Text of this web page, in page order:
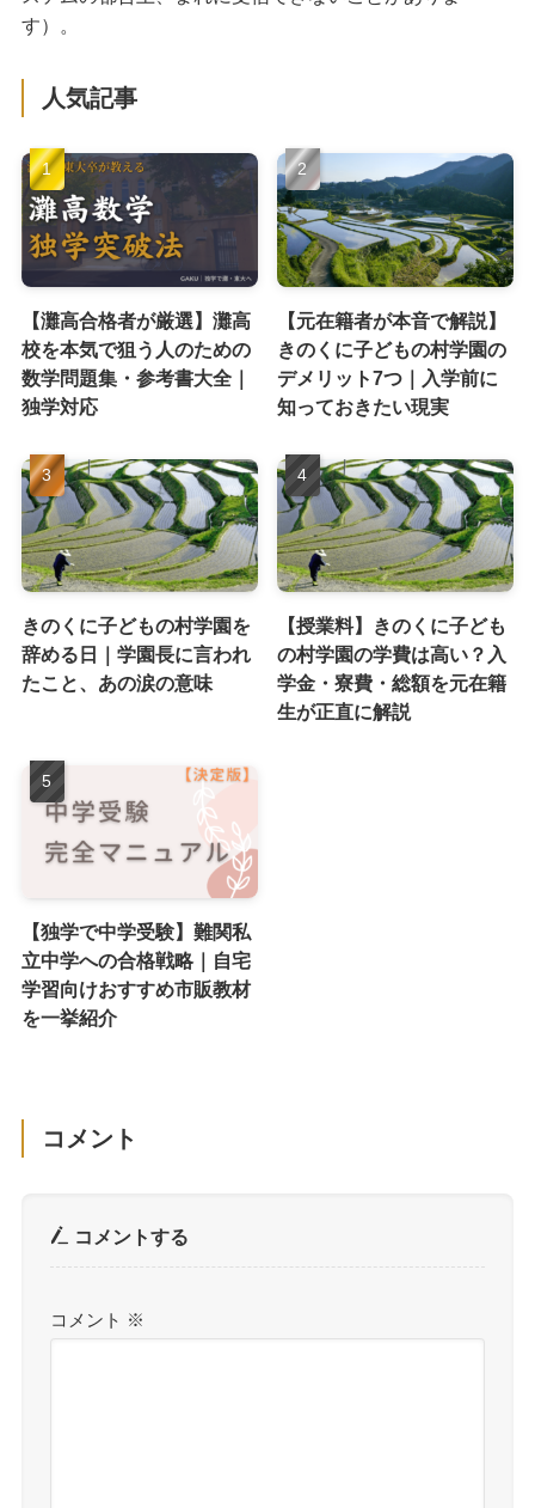
す）。
人気記事
【灘高合格者が厳選】灘高
校を本気で狙う人のための
数学問題集・参考書大全｜
独学対応
【元在籍者が本音で解説】
きのくに子どもの村学園の
デメリット7つ｜入学前に
知っておきたい現実
きのくに子どもの村学園を
辞める日｜学園長に言われ
たこと、あの涙の意味
【授業料】きのくに子ども
の村学園の学費は高い？入
学金・寮費・総額を元在籍
生が正直に解説
【独学で中学受験】難関私
立中学への合格戦略｜自宅
学習向けおすすめ市販教材
を一挙紹介
コメント
コメントする
コメント ※